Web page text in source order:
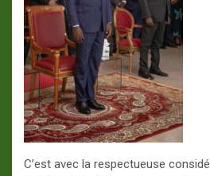
C’est avec la respectueuse